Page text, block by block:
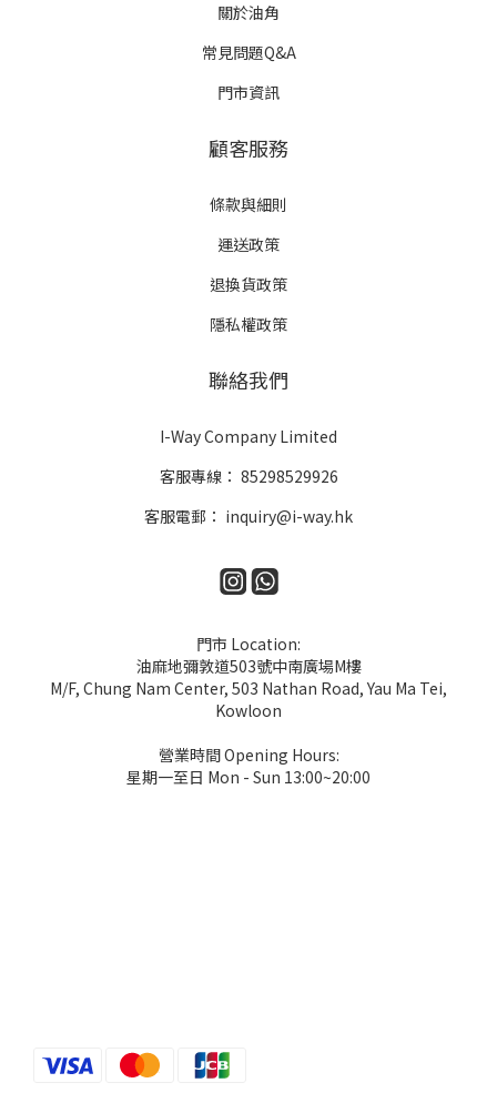
關於油角
常見問題Q&A
門市資訊
顧客服務
條款與細則
運送政策
退換貨政策
隱私權政策
聯絡我們
I-Way Company Limited
客服專線： 85298529926
客服電郵： inquiry@i-way.hk
門市 Location:
油麻地彌敦道503號中南廣場M樓
M/F, Chung Nam Center, 503 Nathan Road, Yau Ma Tei,
Kowloon
營業時間 Opening Hours:
星期一至日 Mon - Sun 13:00~20:00